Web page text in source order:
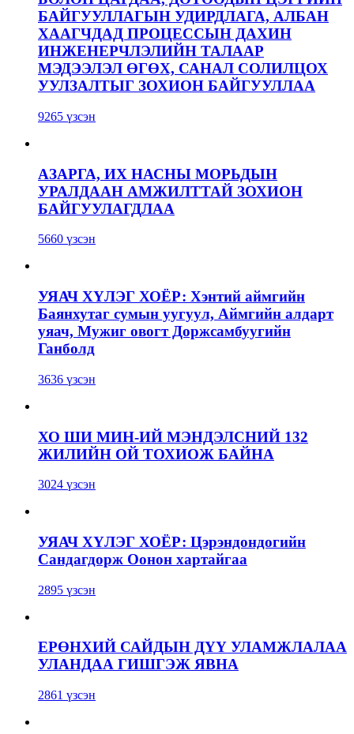
БАЙГУУЛЛАГЫН УДИРДЛАГА, АЛБАН
ХААГЧДАД ПРОЦЕССЫН ДАХИН
ИНЖЕНЕРЧЛЭЛИЙН ТАЛААР
МЭДЭЭЛЭЛ ӨГӨХ, САНАЛ СОЛИЛЦОХ
УУЛЗАЛТЫГ ЗОХИОН БАЙГУУЛЛАА
9265 үзсэн
АЗАРГА, ИХ НАСНЫ МОРЬДЫН
УРАЛДААН АМЖИЛТТАЙ ЗОХИОН
БАЙГУУЛАГДЛАА
5660 үзсэн
УЯАЧ ХҮЛЭГ ХОЁР: Хэнтий аймгийн
Баянхутаг сумын уугуул, Аймгийн алдарт
уяач, Мужиг овогт Доржсамбуугийн
Ганболд
3636 үзсэн
ХО ШИ МИН-ИЙ МЭНДЭЛСНИЙ 132
ЖИЛИЙН ОЙ ТОХИОЖ БАЙНА
3024 үзсэн
УЯАЧ ХҮЛЭГ ХОЁР: Цэрэндондогийн
Сандагдорж Оонон хартайгаа
2895 үзсэн
ЕРӨНХИЙ САЙДЫН ДҮҮ УЛАМЖЛАЛАА
УЛАНДАА ГИШГЭЖ ЯВНА
2861 үзсэн